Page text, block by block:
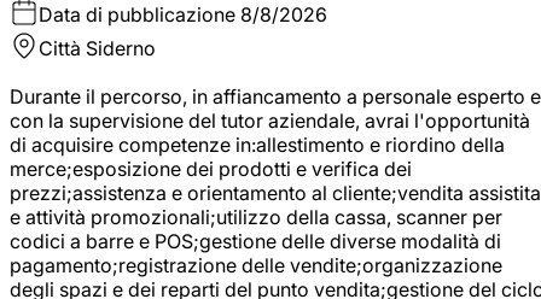
Data di pubblicazione 8/8/2026
Città Siderno
Durante il percorso, in affiancamento a personale esperto e
con la supervisione del tutor aziendale, avrai l'opportunità
di acquisire competenze in:allestimento e riordino della
merce;esposizione dei prodotti e verifica dei
prezzi;assistenza e orientamento al cliente;vendita assistita
e attività promozionali;utilizzo della cassa, scanner per
codici a barre e POS;gestione delle diverse modalità di
pagamento;registrazione delle vendite;organizzazione
degli spazi e dei reparti del punto vendita;gestione del